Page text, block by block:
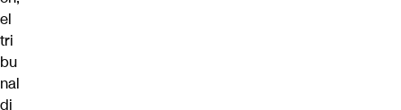
el
tri
bu
nal
di